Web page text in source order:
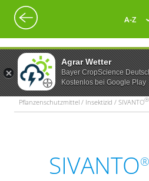
Agrar Wetter
Bayer CropScience
Kostenlos bei Google Play
A-Z
Pflanzenschutzmittel / Insektizid / SIVANTO®
SIVANTO®